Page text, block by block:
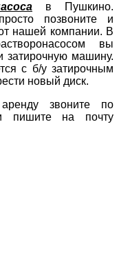
в Пушкино.
позвоните и
нашей компании. В
вы
затирочную машину.
с б/у затирочным
новый диск.
звоните по
пишите на почту